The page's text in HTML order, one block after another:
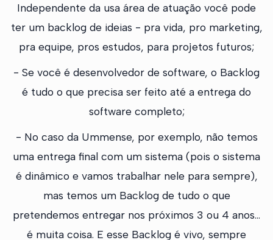
Independente da usa área de atuação você pode
ter um backlog de ideias - pra vida, pro marketing,
pra equipe, pros estudos, para projetos futuros;
- Se você é desenvolvedor de software, o Backlog
é tudo o que precisa ser feito até a entrega do
software completo;
- No caso da Ummense, por exemplo, não temos
uma entrega final com um sistema (pois o sistema
é dinâmico e vamos trabalhar nele para sempre),
mas temos um Backlog de tudo o que
pretendemos entregar nos próximos 3 ou 4 anos...
é muita coisa. E esse Backlog é vivo, sempre